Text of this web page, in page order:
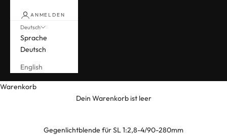
ANMELDEN
Deutsch
Sprache
Deutsch
English
Warenkorb
Dein Warenkorb ist leer
Gegenlichtblende für SL 1:2,8-4/90-280mm